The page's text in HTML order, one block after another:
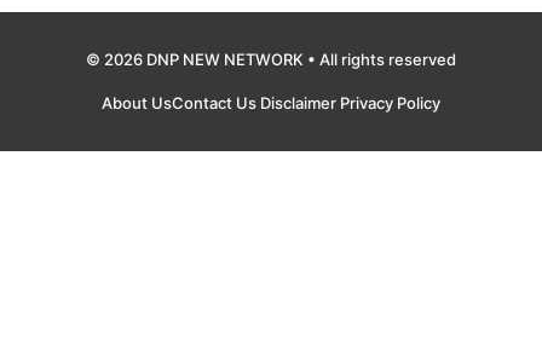
© 2026 DNP NEW NETWORK • All rights reserved
About UsContact Us Disclaimer Privacy Policy